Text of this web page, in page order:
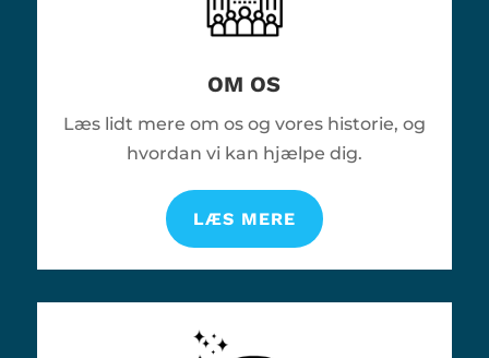
OM OS
Læs lidt mere om os og vores historie, og
hvordan vi kan hjælpe dig.
LÆS MERE